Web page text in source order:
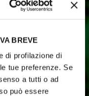
BREVE
di profilazione di
tue preferenze. Se
a tutti o ad
può essere